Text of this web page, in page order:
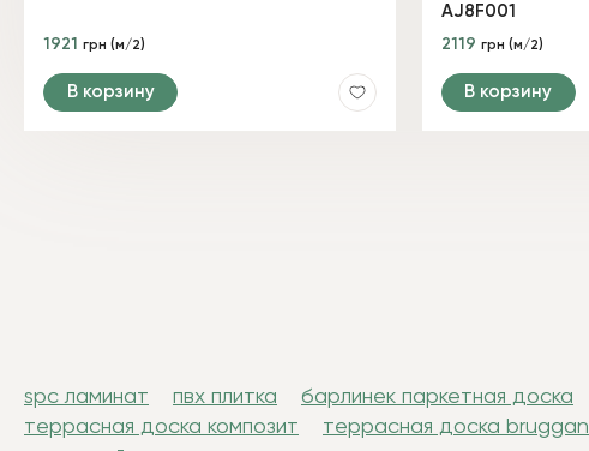
1921 грн (м/2)
В корзину
AJ8F001
2119 грн (м/2)
В корзину
spc ламинат пвх плитка барлинек паркетная доска
террасная доска композит
террасная доска bruggan